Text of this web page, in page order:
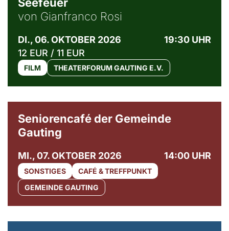
von Gianfranco Rosi
DI., 06. OKTOBER 2026
19:30 UHR
12 EUR / 11 EUR
FILM THEATERFORUM GAUTING E.V.
Seniorencafé der Gemeinde
Gauting
MI., 07. OKTOBER 2026 14:00 UHR
SONSTIGES
CAFÉ & TREFFPUNKT
GEMEINDE GAUTING